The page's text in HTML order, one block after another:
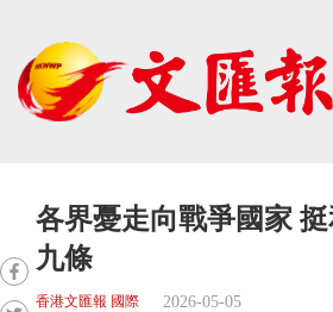
各界憂走向戰爭國家
九條
香港文匯報 國際 2026-05-05